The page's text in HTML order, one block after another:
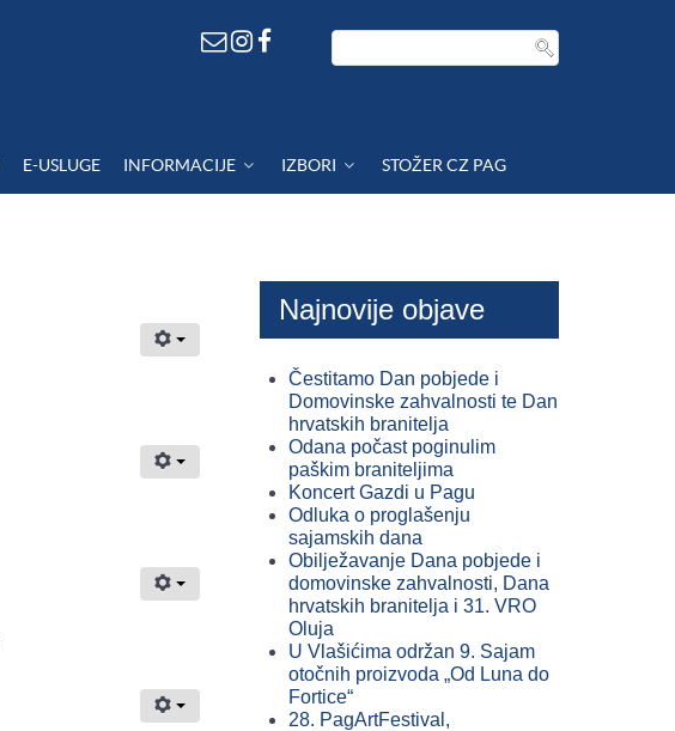
E-USLUGE INFORMACIJE IZBORI STOŽER CZ PAG
Najnovije objave
Čestitamo Dan pobjede i
Domovinske zahvalnosti te Dan
hrvatskih branitelja
Odana počast poginulim
paškim braniteljima
Koncert Gazdi u Pagu
Odluka o proglašenju
sajamskih dana
Obilježavanje Dana pobjede i
domovinske zahvalnosti, Dana
hrvatskih branitelja i 31. VRO
Oluja
U Vlašićima održan 9. Sajam
otočnih proizvoda „Od Luna do
Fortice“
28. PagArtFestival,